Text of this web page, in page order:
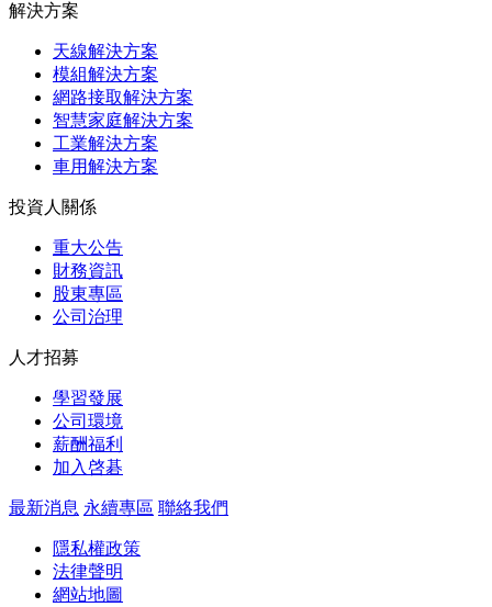
解決方案
天線解決方案
模組解決方案
網路接取解決方案
智慧家庭解決方案
工業解決方案
車用解決方案
投資人關係
重大公告
財務資訊
股東專區
公司治理
人才招募
學習發展
公司環境
薪酬福利
加入啓碁
最新消息 永續專區 聯絡我們
隱私權政策
法律聲明
網站地圖